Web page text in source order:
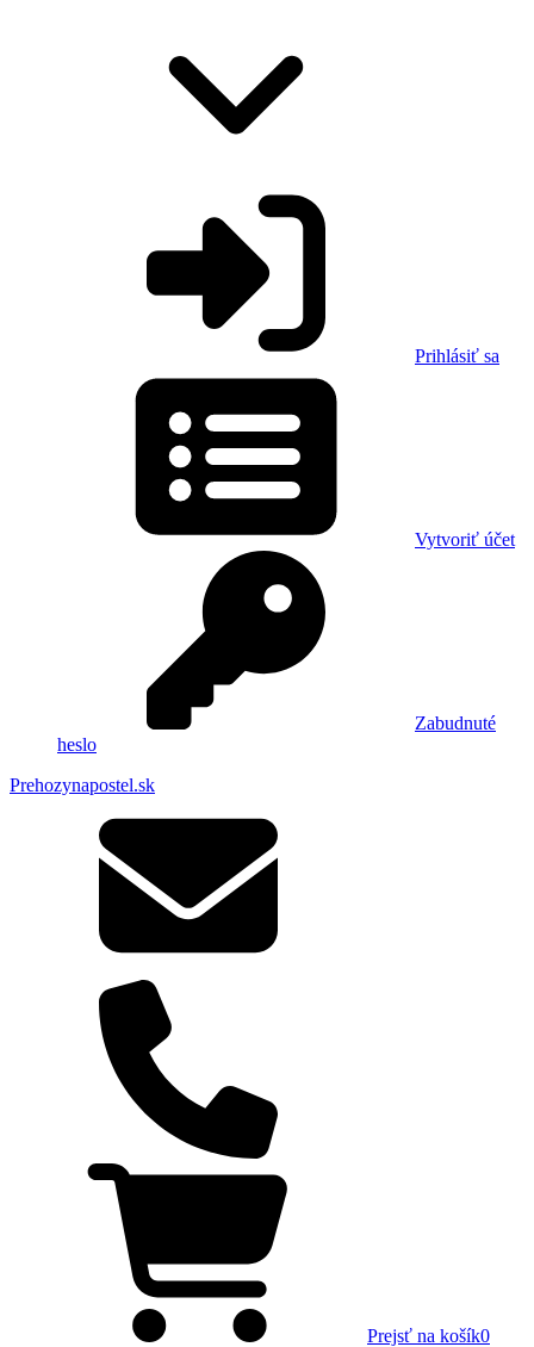
Prihlásiť sa
Vytvoriť účet
Zabudnuté
heslo
Prehozynapostel.sk
Prejsť na košík0